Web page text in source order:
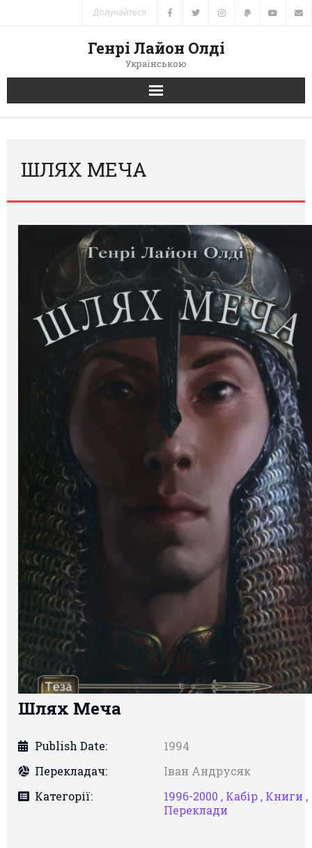
Долучайтеся
Генрі Лайон Олді
Українською
Головна
Книги
Переклади
Зв’язок
Галерея
Світ Олді
ШЛЯХ МЕЧА
Шлях Меча
Publish Date:
1994
Перекладач:
Іван Андрусяк
Категорії:
1996-2000 , Кабір , Книги ,
Переклади